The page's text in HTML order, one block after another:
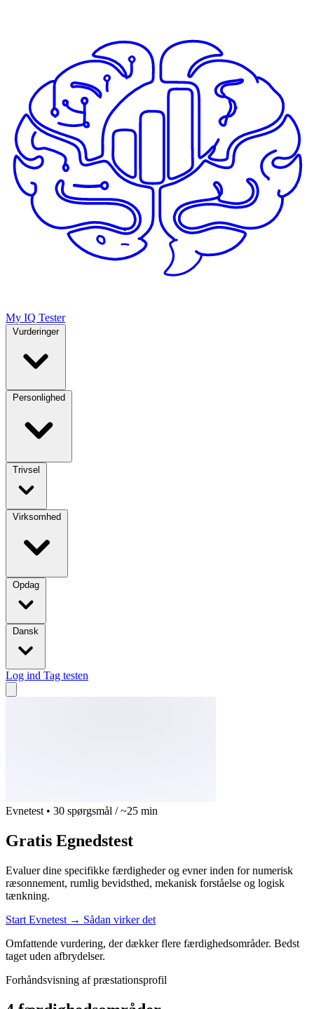
My IQ Tester
Vurderinger
Personlighed
Trivsel
Virksomhed
Opdag
Dansk
Log ind Tag testen
Evnetest • 30 spørgsmål / ~25 min
Gratis Egnedstest
Evaluer dine specifikke færdigheder og evner inden for numerisk
ræsonnement, rumlig bevidsthed, mekanisk forståelse og logisk
tænkning.
Start Evnetest → Sådan virker det
Omfattende vurdering, der dækker flere færdighedsområder. Bedst
taget uden afbrydelser.
Forhåndsvisning af præstationsprofil